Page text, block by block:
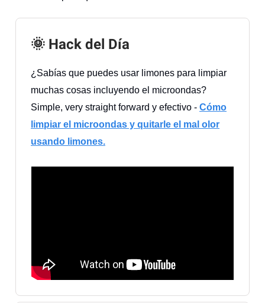
🌞 Hack del Día
¿Sabías que puedes usar limones para limpiar
muchas cosas incluyendo el microondas?
Simple, very straight forward y efectivo - Cómo
limpiar el microondas y quitarle el mal olor
usando limones.